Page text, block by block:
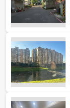
2房
租金(元)